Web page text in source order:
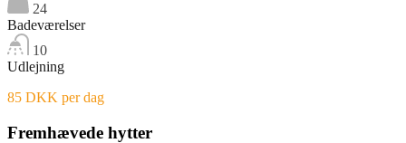
24
Badeværelser
10
Udlejning
85 DKK per dag
Fremhævede hytter